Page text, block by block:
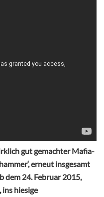
gut gemachter Mafia-
erneut insgesamt
dem 24. Februar 2015,
ins hiesige